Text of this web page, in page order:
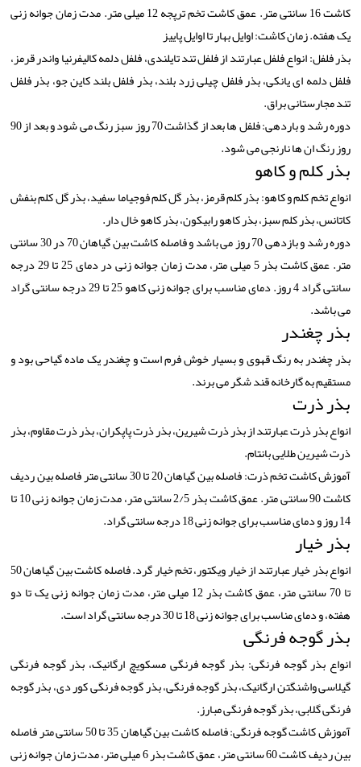
کاشت 16 سانتی متر. عمق کاشت تخم ترپجه 12 میلی متر. مدت زمان جوانه زنی
یک هفته. زمان کاشت: اوایل بهار تا اوایل پاییز
بذر فلفل: انواع فلفل عبارتند از فلفل تند تایلندی، فلفل دلمه کالیفرنیا واندر قرمز،
فلفل دلمه ای یانکی، بذر فلفل چیلی زرد بلند، بذر فلفل بلند کاین جو، بذر فلفل
تند مجارستانی براق.
دوره رشد و باردهی: فلفل ها بعد از گذاشت 70 روز سبز رنگ می شود و بعد از 90
روز رنگ ان ها نارنجی می شود.
بذر کلم و کاهو
انواع تخم کلم و کاهو: بذر کلم قرمز، بذر گل کلم فوجیاما سفید، بذر گل کلم بنفش
کاتانس، بذر کلم سبز، بذر کاهو رابیکون، بذر کاهو خال دار.
دوره رشد و بازدهی 70 روز می باشد و فاصله کاشت بین گیاهان 70 در 30 سانتی
متر. عمق کاشت بذر 5 میلی متر، مدت زمان جوانه زنی در دمای 25 تا 29 درجه
سانتی گراد 4 روز. دمای مناسب برای جوانه زنی کاهو 25 تا 29 درجه سانتی گراد
می باشد.
بذر چغندر
بذر چغندر به رنگ قهوی و بسیار خوش فرم است و چغندر یک ماده گیاحی بود و
مستقیم به گارخانه قند شگر می برند.
بذر ذرت
انواع بذر ذرت عبارتند از بذر ذرت شیرین، بذر ذرت پاپکران، بذر ذرت مقاوم، بذر
ذرت شیرین طلایی بانتام.
آموزش کاشت تخم ذرت: فاصله بین گیاهان 20 تا 30 سانتی متر فاصله بین ردیف
کاشت 90 سانتی متر. عمق کاشت بذر 2/5 سانتی متر، مدت زمان جوانه زنی 10 تا
14 روز و دمای مناسب برای جوانه زنی 18 درجه سانتی گراد.
بذر خیار
انواع بذر خیار عبارتند از خیار ویکتور، تخم خیار گرد. فاصله کاشت بین گیاهان 50
تا 70 سانتی متر، عمق کاشت بذر 12 میلی متر، مدت زمان جوانه زنی یک تا دو
هفته، و دمای مناسب برای جوانه زنی 18 تا 30 درجه سانتی گراد است.
بذر گوجه فرنگی
انواع بذر گوجه فرنگی: بذر گوجه فرنگی مسکویچ ارگانیک، بذر گوجه فرنگی
گیلاسی واشنگتن ارگانیک، بذر گوجه فرنگی، بذر گوجه فرنگی کور دی، بذر گوجه
فرنگی گلابی، بذر گوجه فرنگی مبارز.
آموزش کاشت گوجه فرنگی: فاصله کاشت بین گیاهان 35 تا 50 سانتی متر فاصله
بین ردیف کاشت 60 سانتی متر، عمق کاشت بذر 6 میلی متر، مدت زمان جوانه زنی